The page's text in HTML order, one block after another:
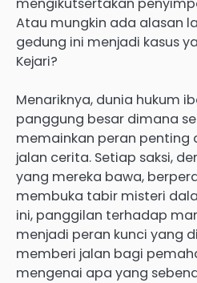
Atau mungkin ada alasan
gedung ini menjadi kasus
Kejari?
Menariknya, dunia hukum
panggung besar dimana
memainkan peran
jalan cerita. Setiap saksi,
yang mereka bawa,
membuka tabir misteri
ini, panggilan terhadap
menjadi peran kunci yang
memberi jalan bagi
mengenai apa yang